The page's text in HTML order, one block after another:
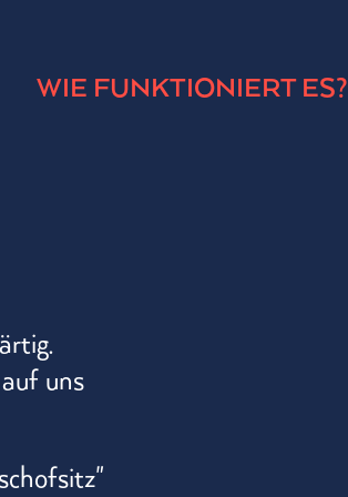
WIE FUNKTIONIERT ES?
uns